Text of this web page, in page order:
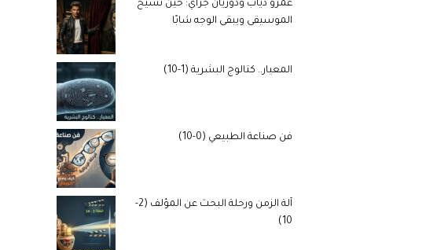
عمرو دياب ودوريان جراي: حين تشيخ
الموسيقى ويبقى الوجه شابًا
المعيار.. كتالوج البشرية (1-10)
فن صناعة الطبيعي (0-10)
آلة الزمن ورحلة البحث عن المؤلف (2-
10)